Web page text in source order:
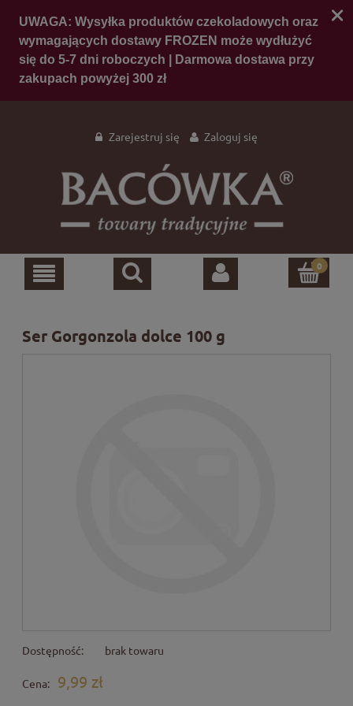
Zarejestruj się Zaloguj się
Ser Gorgonzola dolce 100 g
Dostępność: brak towaru
Cena: 9,99 zł